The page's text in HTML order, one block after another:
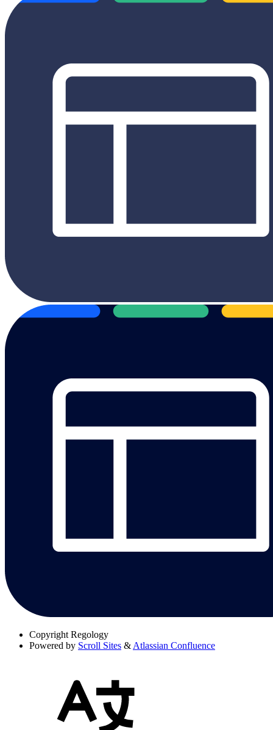
Copyright Regology
Powered by Scroll Sites & Atlassian Confluence